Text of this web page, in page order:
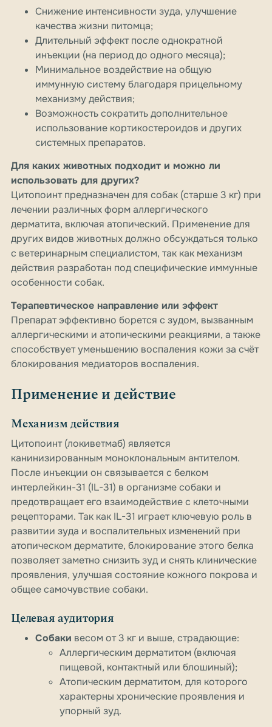
Снижение интенсивности зуда, улучшение
качества жизни питомца;
Длительный эффект после однократной
инъекции (на период до одного месяца);
Минимальное воздействие на общую
иммунную систему благодаря прицельному
механизму действия;
Возможность сократить дополнительное
использование кортикостероидов и других
системных препаратов.
Для каких животных подходит и можно ли
использовать для других?
Цитопоинт предназначен для собак (старше 3 кг) при
лечении различных форм аллергического
дерматита, включая атопический. Применение для
других видов животных должно обсуждаться только
с ветеринарным специалистом, так как механизм
действия разработан под специфические иммунные
особенности собак.
Терапевтическое направление или эффект
Препарат эффективно борется с зудом, вызванным
аллергическими и атопическими реакциями, а также
способствует уменьшению воспаления кожи за счёт
блокирования медиаторов воспаления.
Применение и действие
Механизм действия
Цитопоинт (локиветмаб) является
канинизированным моноклональным антителом.
После инъекции он связывается с белком
интерлейкин-31 (IL-31) в организме собаки и
предотвращает его взаимодействие с клеточными
рецепторами. Так как IL-31 играет ключевую роль в
развитии зуда и воспалительных изменений при
атопическом дерматите, блокирование этого белка
позволяет заметно снизить зуд и снять клинические
проявления, улучшая состояние кожного покрова и
общее самочувствие собаки.
Целевая аудитория
Собаки весом от 3 кг и выше, страдающие:
Аллергическим дерматитом (включая
пищевой, контактный или блошиный);
Атопическим дерматитом, для которого
характерны хронические проявления и
упорный зуд.